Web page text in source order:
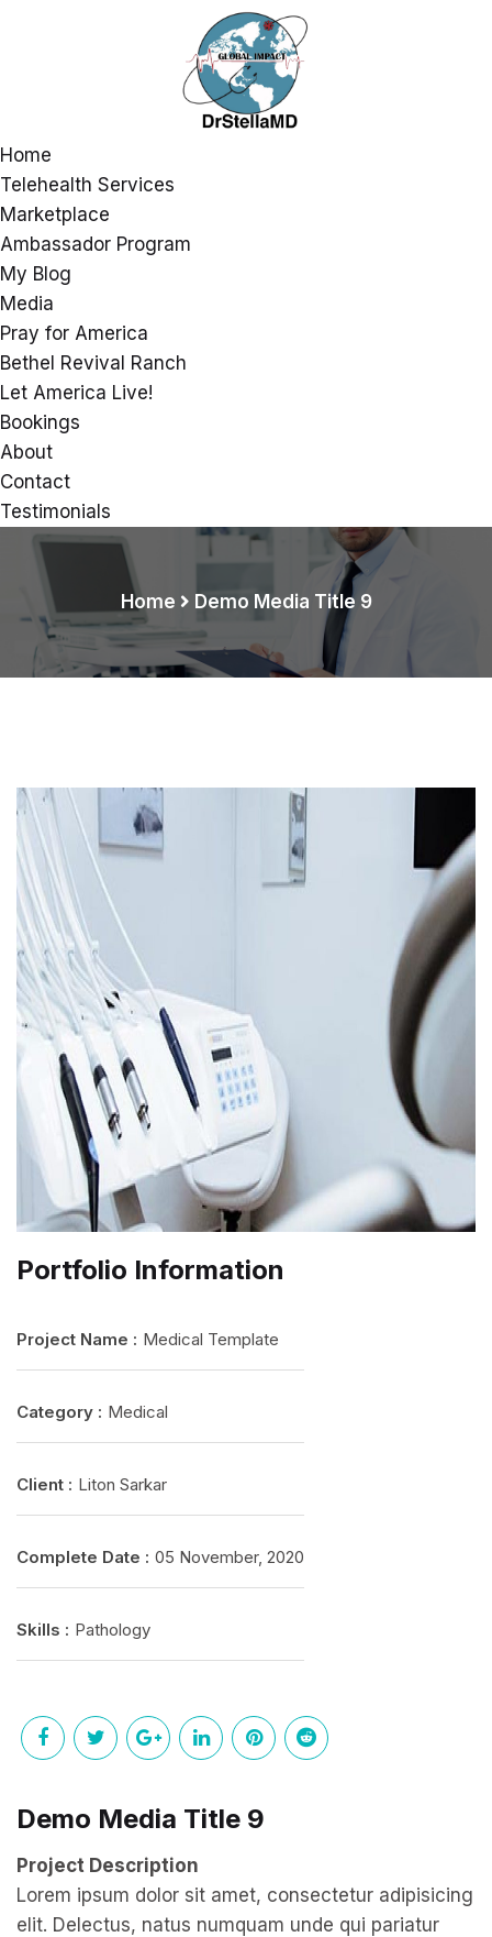
Home
Telehealth Services
Marketplace
Ambassador Program
My Blog
Media
Pray for America
Bethel Revival Ranch
Let America Live!
Bookings
About
Contact
Testimonials
Home Demo Media Title 9
Portfolio Information
Project Name : Medical Template
Category : Medical
Client : Liton Sarkar
Complete Date : 05 November, 2020
Skills : Pathology
Demo Media Title 9
Project Description
Lorem ipsum dolor sit amet, consectetur adipisicing
elit. Delectus, natus numquam unde qui pariatur